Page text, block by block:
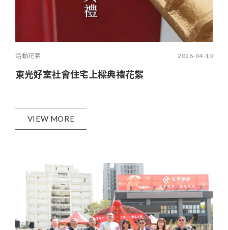
活動花絮 2026-04-10
東光好室社會住宅上樑典禮花絮
VIEW MORE